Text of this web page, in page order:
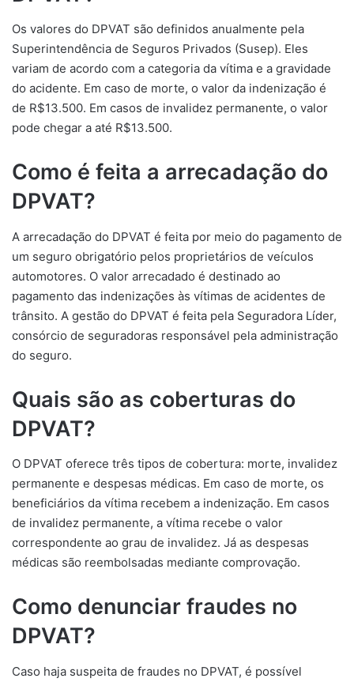
Os valores do DPVAT são definidos anualmente pela
Superintendência de Seguros Privados (Susep). Eles
variam de acordo com a categoria da vítima e a gravidade
do acidente. Em caso de morte, o valor da indenização é
de R$13.500. Em casos de invalidez permanente, o valor
pode chegar a até R$13.500.
Como é feita a arrecadação do
DPVAT?
A arrecadação do DPVAT é feita por meio do pagamento de
um seguro obrigatório pelos proprietários de veículos
automotores. O valor arrecadado é destinado ao
pagamento das indenizações às vítimas de acidentes de
trânsito. A gestão do DPVAT é feita pela Seguradora Líder,
consórcio de seguradoras responsável pela administração
do seguro.
Quais são as coberturas do
DPVAT?
O DPVAT oferece três tipos de cobertura: morte, invalidez
permanente e despesas médicas. Em caso de morte, os
beneficiários da vítima recebem a indenização. Em casos
de invalidez permanente, a vítima recebe o valor
correspondente ao grau de invalidez. Já as despesas
médicas são reembolsadas mediante comprovação.
Como denunciar fraudes no
DPVAT?
Caso haja suspeita de fraudes no DPVAT, é possível